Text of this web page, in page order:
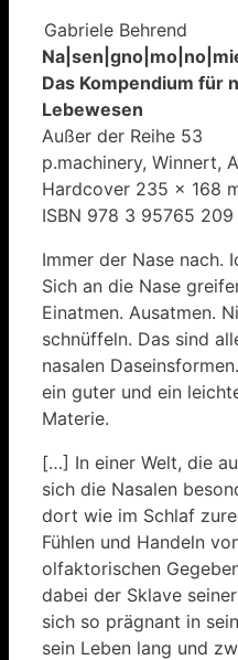
Gabriele Behrend
Das Kompendium für
Lebewesen
Außer der Reihe 53
p.machinery, Winnert,
Hardcover 235 x 168
ISBN 978 3 95765 209
Immer der Nase nach.
Sich an die Nase
Einatmen. Ausatmen.
schnüffeln. Das sind
nasalen
ein guter und ein
Materie.
[…] In einer Welt, die
sich die Nasalen
dort wie im Schlaf
Fühlen und Handeln
olfaktorischen
dabei der Sklave
sich so prägnant in
sein Leben lang und